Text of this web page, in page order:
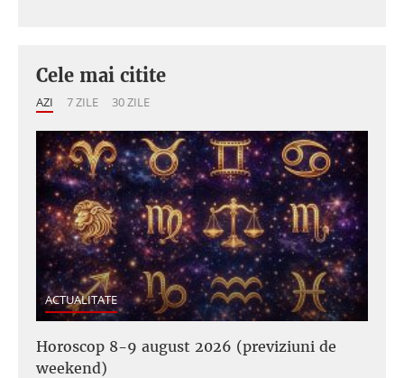
Cele mai citite
AZI 7 ZILE 30 ZILE
ACTUALITATE
Horoscop 8-9 august 2026 (previziuni de
weekend)